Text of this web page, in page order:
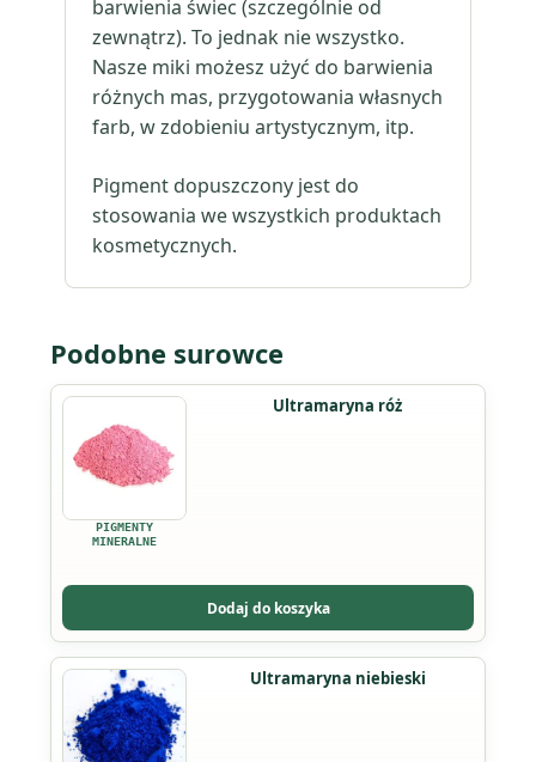
barwienia świec (szczególnie od
zewnątrz). To jednak nie wszystko.
Nasze miki możesz użyć do barwienia
różnych mas, przygotowania własnych
farb, w zdobieniu artystycznym, itp.
Pigment dopuszczony jest do
stosowania we wszystkich produktach
kosmetycznych.
Podobne surowce
PIGMENTY
MINERALNE
Ultramaryna róż
Dodaj do koszyka
Ultramaryna niebieski
Ten
produkt
ma